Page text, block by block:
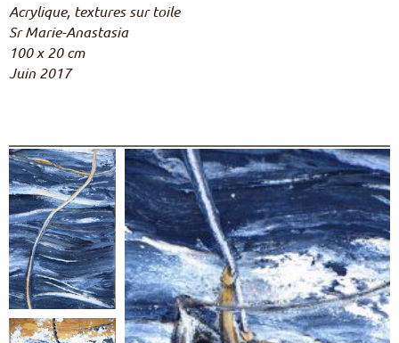
Acrylique, textures sur toile
Sr Marie-Anastasia
100 x 20 cm
Juin 2017